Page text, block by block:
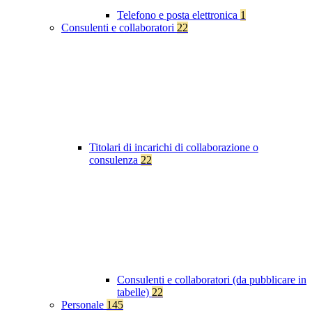
Telefono e posta elettronica 1
Consulenti e collaboratori 22
Titolari di incarichi di collaborazione o
consulenza 22
Consulenti e collaboratori (da pubblicare in
tabelle) 22
Personale 145